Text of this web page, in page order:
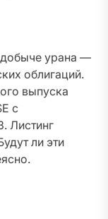
урана —
облигаций.
выпуска
с
Листинг
ли эти